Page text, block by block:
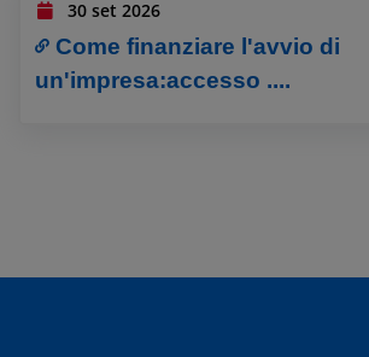
30 set 2026
Come finanziare l'avvio di
un'impresa:accesso ....